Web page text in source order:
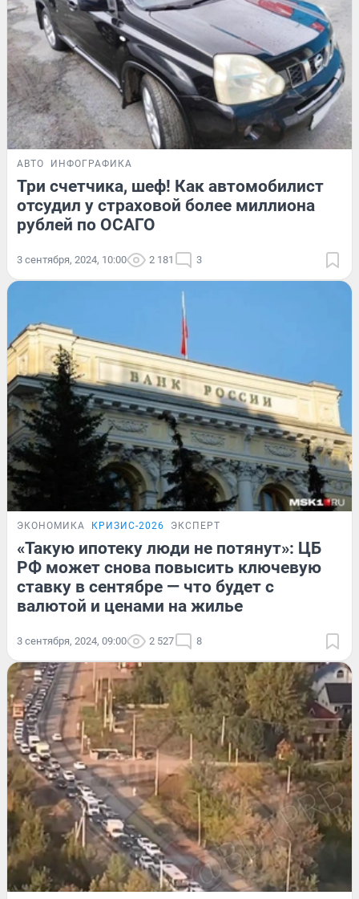
АВТО ИНФОГРАФИКА
Три счетчика, шеф! Как автомобилист
отсудил у страховой более миллиона
рублей по ОСАГО
3 сентября, 2024, 10:00 2 181 3
ЭКОНОМИКА КРИЗИС-2026 ЭКСПЕРТ
«Такую ипотеку люди не потянут»: ЦБ
РФ может снова повысить ключевую
ставку в сентябре — что будет с
валютой и ценами на жилье
3 сентября, 2024, 09:00 2 527 8